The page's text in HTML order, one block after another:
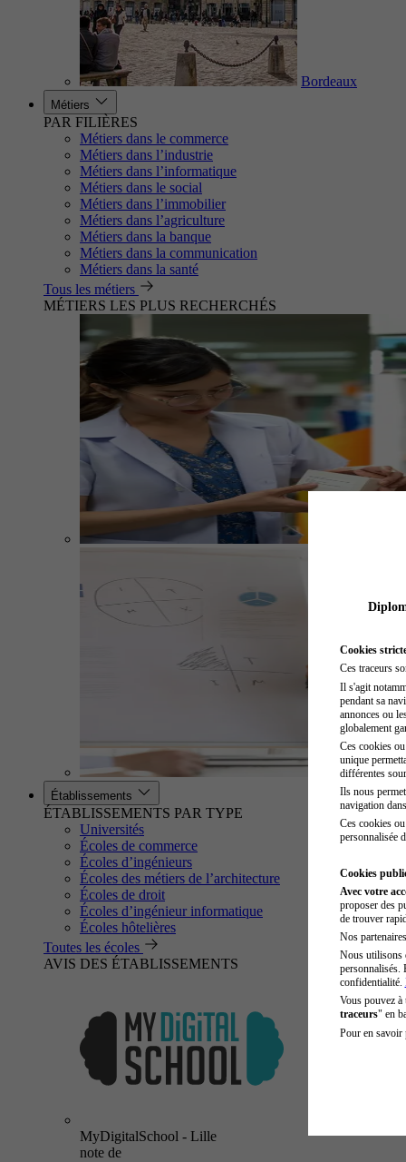
Bordeaux
Métiers
PAR FILIÈRES
Métiers dans le commerce
Métiers dans l’industrie
Métiers dans l’informatique
Métiers dans le social
Métiers dans l’immobilier
Métiers dans l’agriculture
Métiers dans la banque
Métiers dans la communication
Métiers dans la santé
Tous les métiers
MÉTIERS LES PLUS RECHERCHÉS
Établissements
ÉTABLISSEMENTS PAR TYPE
Universités
Écoles de commerce
Écoles d’ingénieurs
Écoles des métiers de l’architecture
Écoles de droit
Écoles d’ingénieur informatique
Écoles hôtelières
Toutes les écoles
AVIS DES ÉTABLISSEMENTS
MyDigitalSchool - Lille
note de
Cookies
Ces traceurs
Il s'agit
pendant sa
annonces ou
globalement
Ces cookies
unique
différentes
Ils nous
navigation
Ces cookies
personnalisée
Cookies
Avec votre
proposer des
de trouver
Nos
Nous utilisons
personnalisés.
confidentialité.
Vous pouvez
traceurs" en
Pour en